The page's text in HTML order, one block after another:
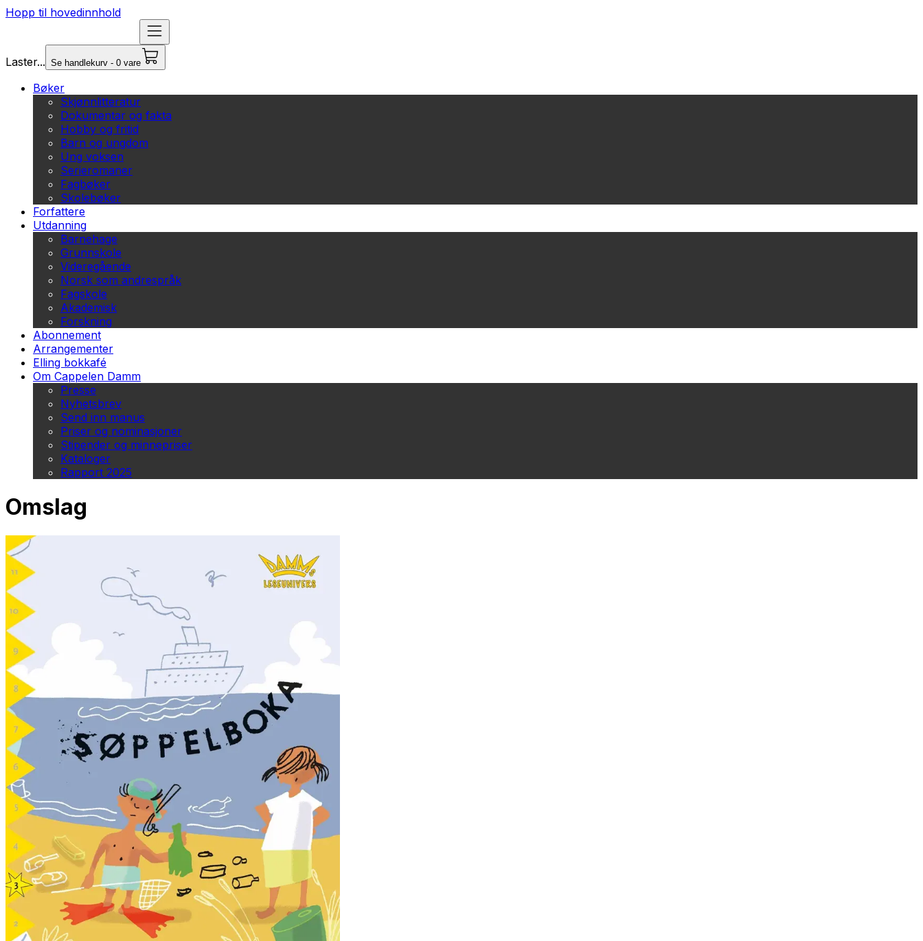
Hopp til hovedinnhold
Laster... Se handlekurv - 0 vare
Bøker
Skjønnlitteratur
Dokumentar og fakta
Hobby og fritid
Barn og ungdom
Ung voksen
Serieromaner
Fagbøker
Skolebøker
Forfattere
Utdanning
Barnehage
Grunnskole
Videregående
Norsk som andrespråk
Fagskole
Akademisk
Forskning
Abonnement
Arrangementer
Elling bokkafé
Om Cappelen Damm
Presse
Nyhetsbrev
Send inn manus
Priser og nominasjoner
Stipender og minnepriser
Kataloger
Rapport 2025
Omslag